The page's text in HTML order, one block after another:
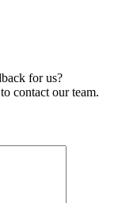
for us?
contact our team.